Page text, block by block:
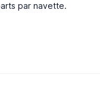
par navette.